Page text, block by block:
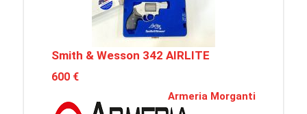
Smith & Wesson 342 AIRLITE
600 €
Armeria Morganti